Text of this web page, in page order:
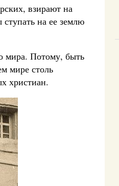
взирают на
на ее землю
мира. Потому, быть
мире столь
христиан.